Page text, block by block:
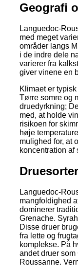
Geografi
Languedoc-
med meget
områder langs
i de indre dele
varierer fra
giver vinene en
Klimaet er
Tørre somre og
druedyrkning;
med, at holde
risikoen for
høje
mulighed for, at
koncentration af
Languedoc-
mangfoldighed
dominerer
Grenache.
Disse druer
fra lette og
komplekse. På
andet druer
Roussanne.